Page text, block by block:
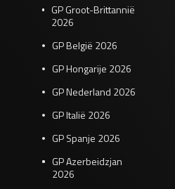
GP Groot-Brittannië
2026
GP België 2026
GP Hongarije 2026
GP Nederland 2026
GP Italië 2026
GP Spanje 2026
GP Azerbeidzjan
2026